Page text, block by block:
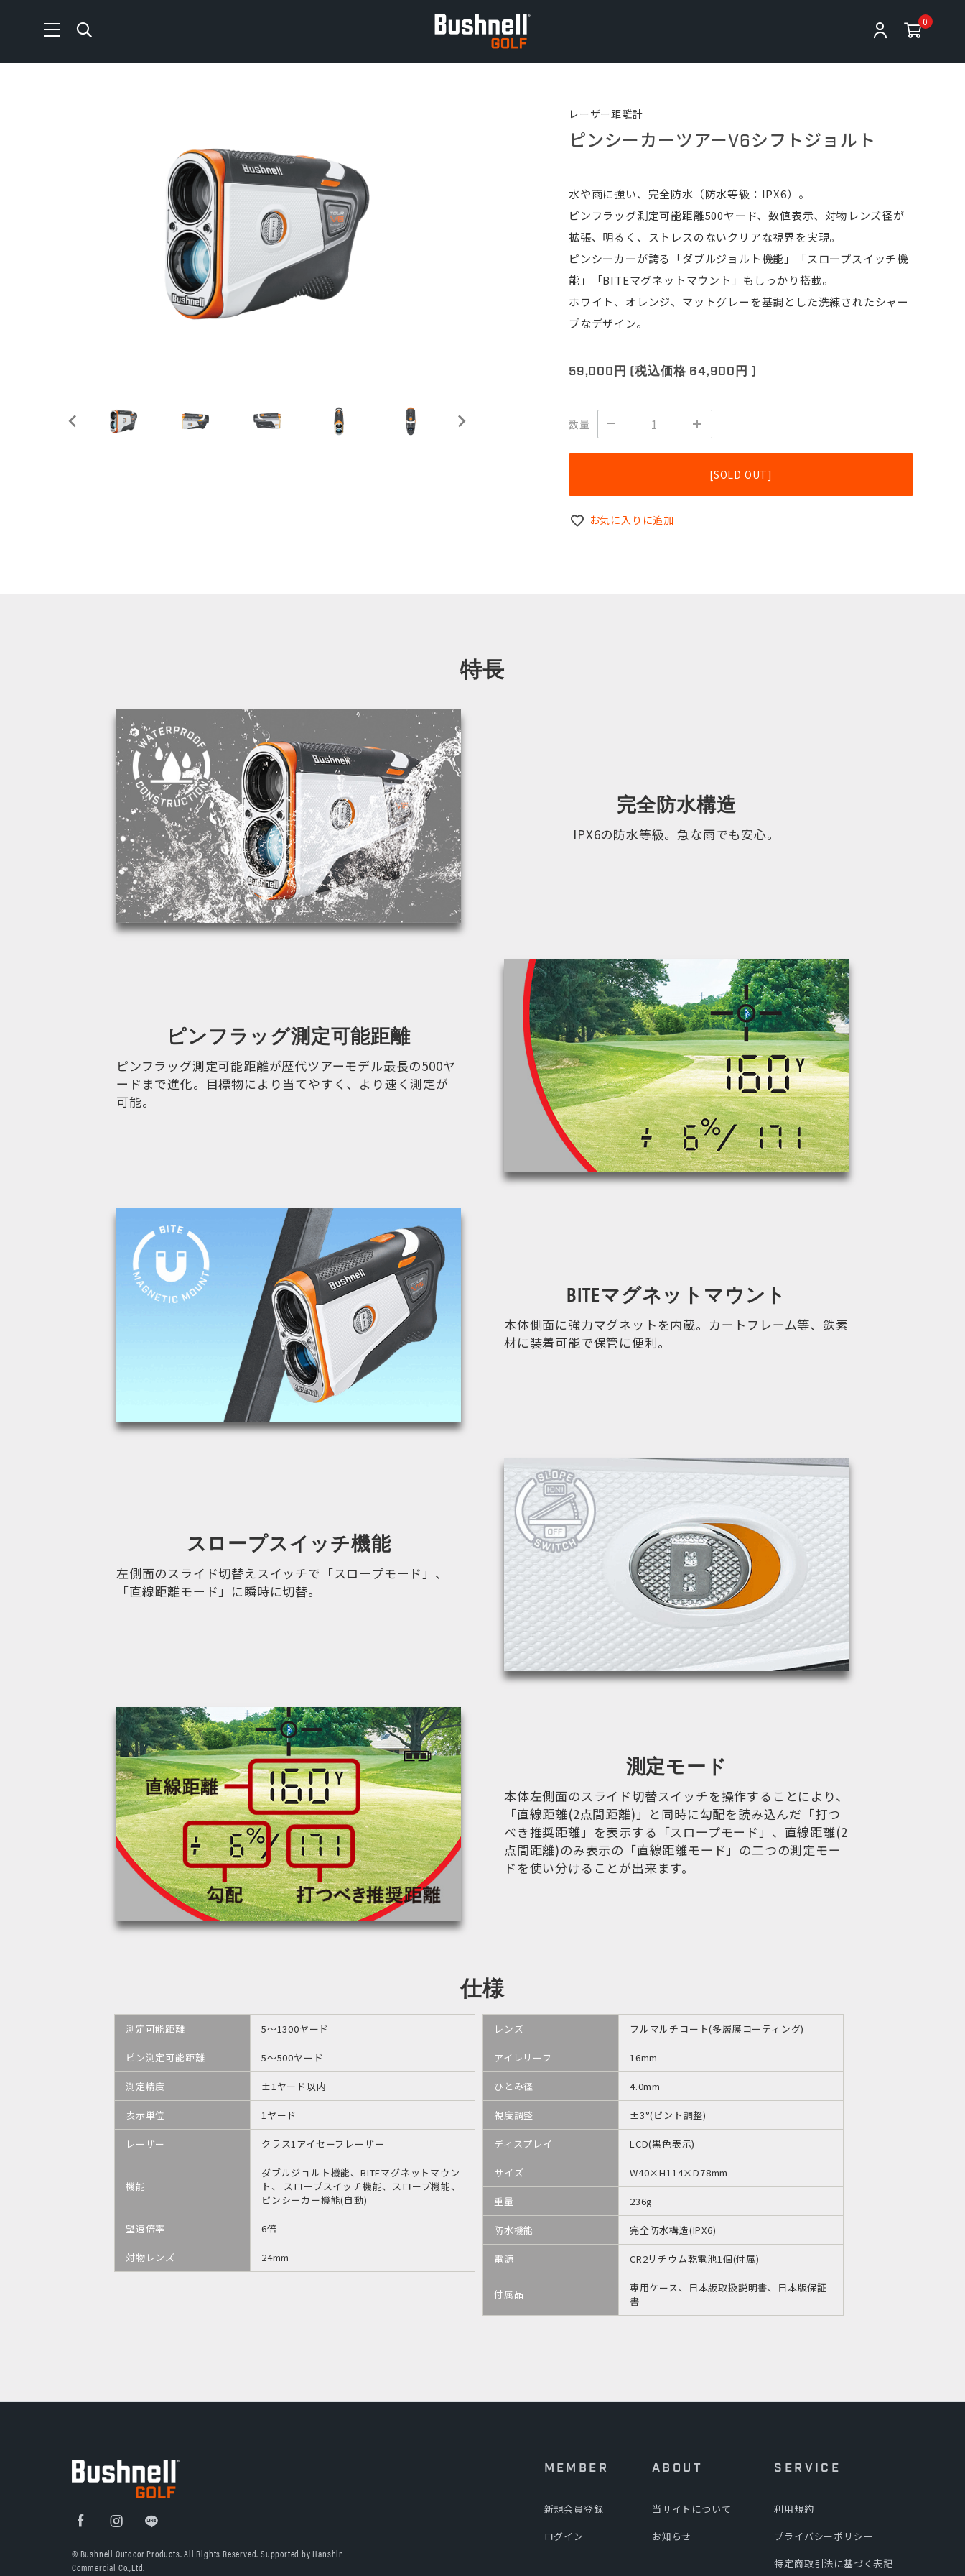
0
レーザー距離計
ピンシーカーツアーV6シフトジョルト
水や雨に強い、完全防水（防水等級：IPX6）。
ピンフラッグ測定可能距離500ヤード、数値表示、対物レンズ径が
拡張、明るく、ストレスのないクリアな視界を実現。
ピンシーカーが誇る「ダブルジョルト機能」「スロープスイッチ機
能」「BITEマグネットマウント」もしっかり搭載。
ホワイト、オレンジ、マットグレーを基調とした洗練されたシャー
プなデザイン。
59,000円 (税込価格 64,900円 )
数量
[SOLD OUT]
お気に入りに追加
特長
完全防水構造
IPX6の防水等級。急な雨でも安心。
ピンフラッグ測定可能距離
ピンフラッグ測定可能距離が歴代ツアーモデル最長の500ヤ
ードまで進化。目標物により当てやすく、より速く測定が
可能。
BITEマグネットマウント
本体側面に強力マグネットを内蔵。カートフレーム等、鉄素
材に装着可能で保管に便利。
スロープスイッチ機能
左側面のスライド切替えスイッチで「スロープモード」、
「直線距離モード」に瞬時に切替。
測定モード
本体左側面のスライド切替スイッチを操作することにより、
「直線距離(2点間距離)」と同時に勾配を読み込んだ「打つ
べき推奨距離」を表示する「スロープモード」、直線距離(2
点間距離)のみ表示の「直線距離モード」の二つの測定モー
ドを使い分けることが出来ます。
仕様
測定可能距離 5～1300ヤード
ピン測定可能距離 5～500ヤード
測定精度 ±1ヤード以内
表示単位 1ヤード
レーザー クラス1アイセーフレーザー
機能
ダブルジョルト機能、BITEマグネットマウン
ト、 スロープスイッチ機能、スロープ機能、
ピンシーカー機能(自動)
望遠倍率 6倍
対物レンズ 24mm
レンズ フルマルチコート(多層膜コーティング)
アイレリーフ 16mm
ひとみ径 4.0mm
視度調整 ±3°(ピント調整)
ディスプレイ LCD(黒色表示)
サイズ W40×H114×D78mm
重量 236g
防水機能 完全防水構造(IPX6)
電源 CR2リチウム乾電池1個(付属)
付属品
専用ケース、日本版取扱説明書、日本版保証
書
© Bushnell Outdoor Products. All Rights Reserved. Supported by Hanshin
Commercial Co.,Ltd.
MEMBER
新規会員登録
ログイン
ABOUT
当サイトについて
お知らせ
SERVICE
利用規約
プライバシーポリシー
特定商取引法に基づく表記